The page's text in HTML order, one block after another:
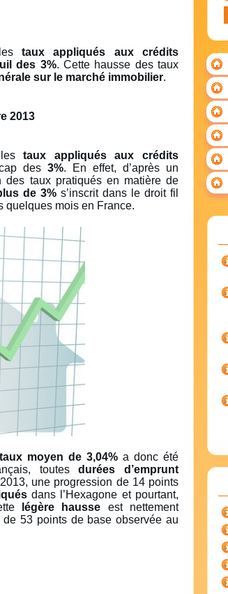
lestaux appliqués aux crédits
des 3%. Cette hausse des taux
sur le marché immobilier.
2013
taux appliqués aux crédits
des3%. En effet, d’après un
des taux pratiqués en matière de
de 3% s’inscrit dans le droit fil
quelques mois en France.
taux moyen de 3,04% a donc été
toutesdurées d’emprunt
une progression de 14 points
dans l’Hexagone et pourtant,
légère hausse est nettement
53 points de base observée au